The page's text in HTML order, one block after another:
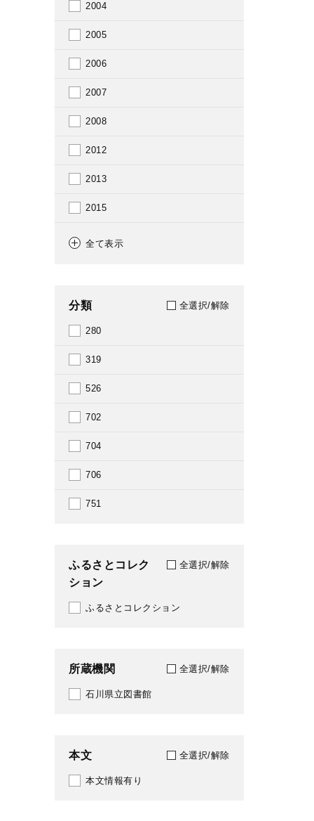
2004
2005
2006
2007
2008
2012
2013
2015
2017
全て表示
分類 全選択/解除
280
319
526
702
704
706
751
ふるさとコレク
ション
全選択/解除
ふるさとコレクション
所蔵機関 全選択/解除
石川県立図書館
本文 全選択/解除
本文情報有り